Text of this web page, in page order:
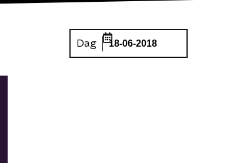
Dag 18-06-2018